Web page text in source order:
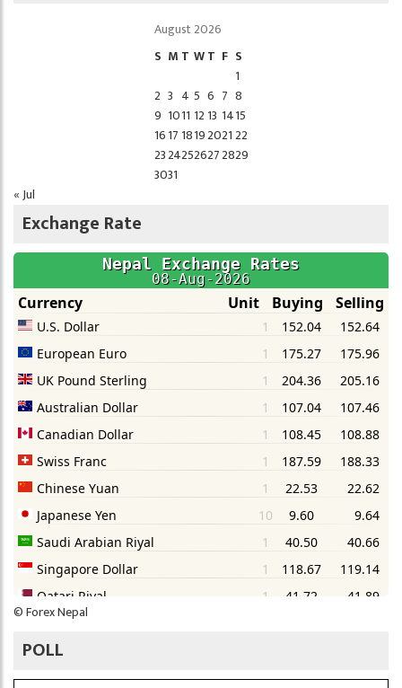
August 2026
S M T WT F S
1
2 3 4 5 6 7 8
9 1011 12 13 1415
1617 1819202122
23242526272829
3031
« Jul
Exchange Rate
©Forex Nepal
POLL